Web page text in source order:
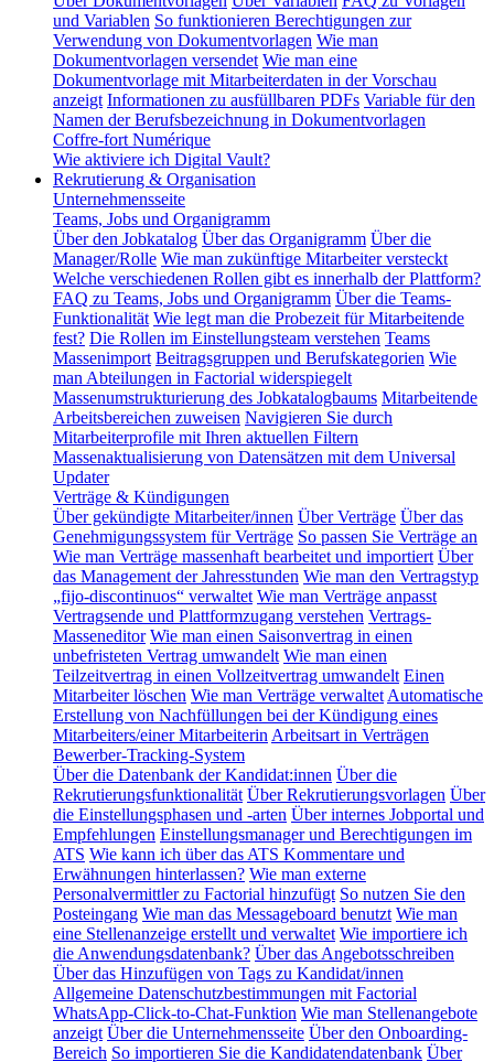
und Variablen So funktionieren Berechtigungen zur
Verwendung von Dokumentvorlagen Wie man
Dokumentvorlagen versendet Wie man eine
Dokumentvorlage mit Mitarbeiterdaten in der Vorschau
anzeigt Informationen zu ausfüllbaren PDFs Variable für den
Namen der Berufsbezeichnung in Dokumentvorlagen
Coffre-fort Numérique
Wie aktiviere ich Digital Vault?
Rekrutierung & Organisation
Unternehmensseite
Teams, Jobs und Organigramm
Über den Jobkatalog Über das Organigramm Über die
Manager/Rolle Wie man zukünftige Mitarbeiter versteckt
Welche verschiedenen Rollen gibt es innerhalb der Plattform?
FAQ zu Teams, Jobs und Organigramm Über die Teams-
Funktionalität Wie legt man die Probezeit für Mitarbeitende
fest? Die Rollen im Einstellungsteam verstehen Teams
Massenimport Beitragsgruppen und Berufskategorien Wie
man Abteilungen in Factorial widerspiegelt
Massenumstrukturierung des Jobkatalogbaums Mitarbeitende
Arbeitsbereichen zuweisen Navigieren Sie durch
Mitarbeiterprofile mit Ihren aktuellen Filtern
Massenaktualisierung von Datensätzen mit dem Universal
Updater
Verträge & Kündigungen
Über gekündigte Mitarbeiter/innen Über Verträge Über das
Genehmigungssystem für Verträge So passen Sie Verträge an
Wie man Verträge massenhaft bearbeitet und importiert Über
das Management der Jahresstunden Wie man den Vertragstyp
„fijo-discontinuos“ verwaltet Wie man Verträge anpasst
Vertragsende und Plattformzugang verstehen Vertrags-
Masseneditor Wie man einen Saisonvertrag in einen
unbefristeten Vertrag umwandelt Wie man einen
Teilzeitvertrag in einen Vollzeitvertrag umwandelt Einen
Mitarbeiter löschen Wie man Verträge verwaltet Automatische
Erstellung von Nachfüllungen bei der Kündigung eines
Mitarbeiters/einer Mitarbeiterin Arbeitsart in Verträgen
Bewerber-Tracking-System
Über die Datenbank der Kandidat:innen Über die
Rekrutierungsfunktionalität Über Rekrutierungsvorlagen Über
die Einstellungsphasen und -arten Über internes Jobportal und
Empfehlungen Einstellungsmanager und Berechtigungen im
ATS Wie kann ich über das ATS Kommentare und
Erwähnungen hinterlassen? Wie man externe
Personalvermittler zu Factorial hinzufügt So nutzen Sie den
Posteingang Wie man das Messageboard benutzt Wie man
eine Stellenanzeige erstellt und verwaltet Wie importiere ich
die Anwendungsdatenbank? Über das Angebotsschreiben
Über das Hinzufügen von Tags zu Kandidat/innen
Allgemeine Datenschutzbestimmungen mit Factorial
WhatsApp-Click-to-Chat-Funktion Wie man Stellenangebote
anzeigt Über die Unternehmensseite Über den Onboarding-
Bereich So importieren Sie die Kandidatendatenbank Über